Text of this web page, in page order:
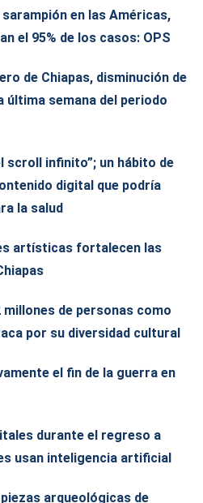
en las Américas,
el 95% de los casos: OPS
de Chiapas, disminución de
semana del periodo
scroll infinito”; un hábito de
digital que podría
la salud
artísticas fortalecen las
de personas como
por su diversidad cultural
el fin de la guerra en
durante el regreso a
usan inteligencia artificial
arqueológicas de